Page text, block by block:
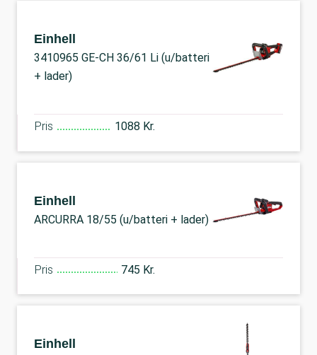
Einhell
3410965 GE-CH 36/61 Li (u/batteri
+ lader)
Pris 1088 Kr.
Einhell
ARCURRA 18/55 (u/batteri + lader)
Pris 745 Kr.
Einhell